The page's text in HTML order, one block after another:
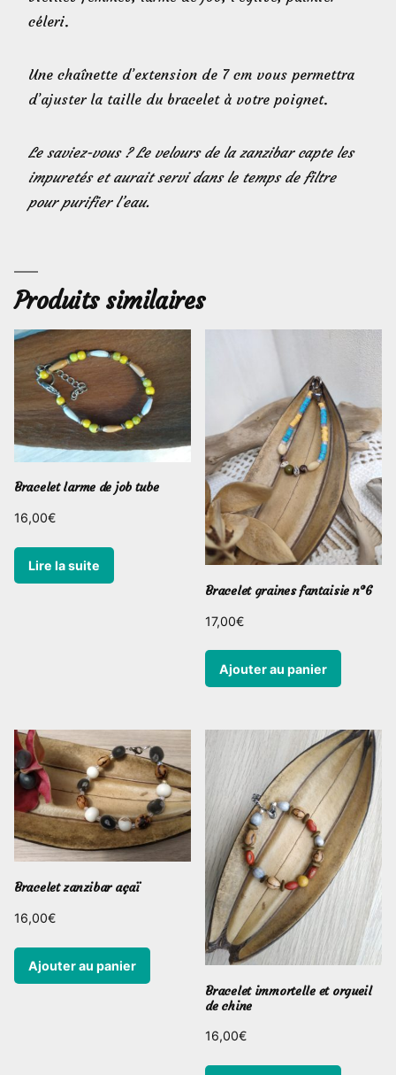
céleri.
Une chaînette d’extension de 7 cm vous permettra
d’ajuster la taille du bracelet à votre poignet.
Le saviez-vous ? Le velours de la zanzibar capte les
impuretés et aurait servi dans le temps de filtre
pour purifier l’eau.
Produits similaires
Bracelet larme de job tube
16,00€
Lire la suite
Bracelet graines fantaisie n°6
17,00€
Ajouter au panier
Bracelet zanzibar açaï
16,00€
Ajouter au panier
Bracelet immortelle et orgueil
de chine
16,00€